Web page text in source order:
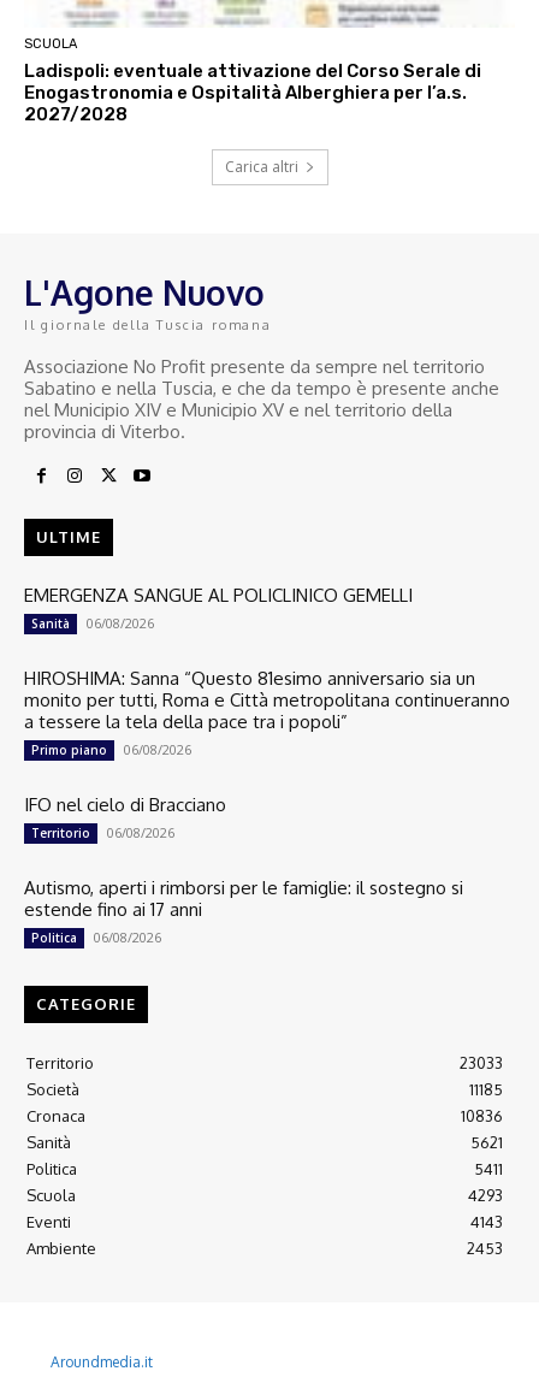
SCUOLA
Ladispoli: eventuale attivazione del Corso Serale di
Enogastronomia e Ospitalità Alberghiera per l’a.s.
2027/2028
Carica altri
L'Agone Nuovo
Il giornale della Tuscia romana
Associazione No Profit presente da sempre nel territorio
Sabatino e nella Tuscia, e che da tempo è presente anche
nel Municipio XIV e Municipio XV e nel territorio della
provincia di Viterbo.
ULTIME
EMERGENZA SANGUE AL POLICLINICO GEMELLI
Sanità 06/08/2026
HIROSHIMA: Sanna “Questo 81esimo anniversario sia un
monito per tutti, Roma e Città metropolitana continueranno
a tessere la tela della pace tra i popoli”
Primo piano 06/08/2026
IFO nel cielo di Bracciano
Territorio 06/08/2026
Autismo, aperti i rimborsi per le famiglie: il sostegno si
estende fino ai 17 anni
Politica 06/08/2026
CATEGORIE
Territorio
23033
Società
11185
Cronaca
10836
Sanità
5621
Politica
5411
Scuola
4293
Eventi
4143
Ambiente
2453
Aroundmedia.it